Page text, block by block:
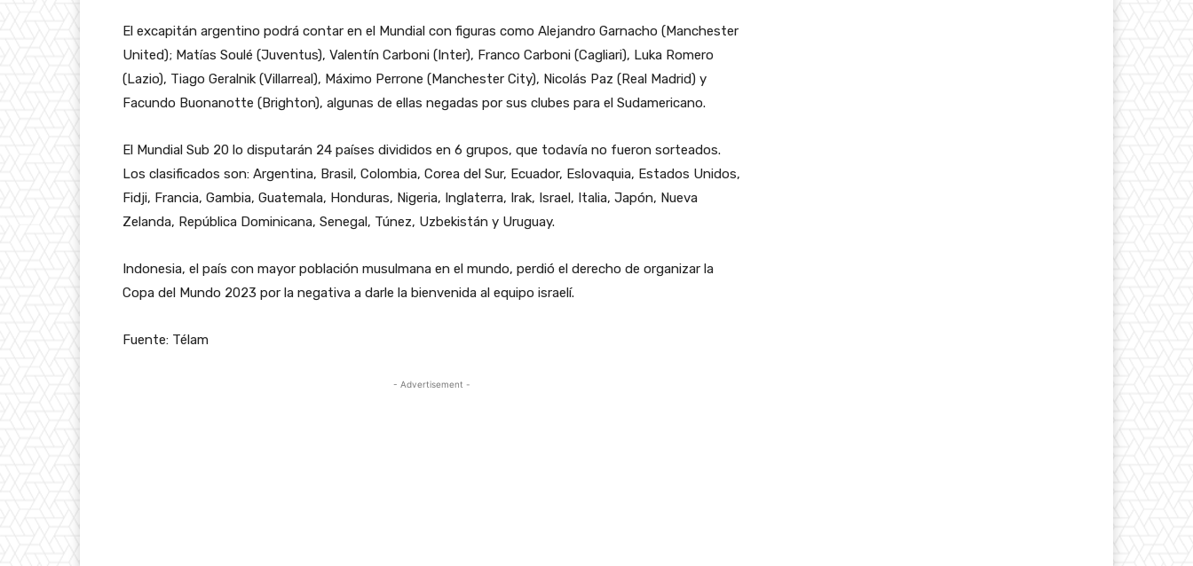
El excapitán argentino podrá contar en el Mundial con figuras como Alejandro Garnacho (Manchester
United); Matías Soulé (Juventus), Valentín Carboni (Inter), Franco Carboni (Cagliari), Luka Romero
(Lazio), Tiago Geralnik (Villarreal), Máximo Perrone (Manchester City), Nicolás Paz (Real Madrid) y
Facundo Buonanotte (Brighton), algunas de ellas negadas por sus clubes para el Sudamericano.
El Mundial Sub 20 lo disputarán 24 países divididos en 6 grupos, que todavía no fueron sorteados.
Los clasificados son: Argentina, Brasil, Colombia, Corea del Sur, Ecuador, Eslovaquia, Estados Unidos,
Fidji, Francia, Gambia, Guatemala, Honduras, Nigeria, Inglaterra, Irak, Israel, Italia, Japón, Nueva
Zelanda, República Dominicana, Senegal, Túnez, Uzbekistán y Uruguay.
Indonesia, el país con mayor población musulmana en el mundo, perdió el derecho de organizar la
Copa del Mundo 2023 por la negativa a darle la bienvenida al equipo israelí.
Fuente: Télam
- Advertisement -